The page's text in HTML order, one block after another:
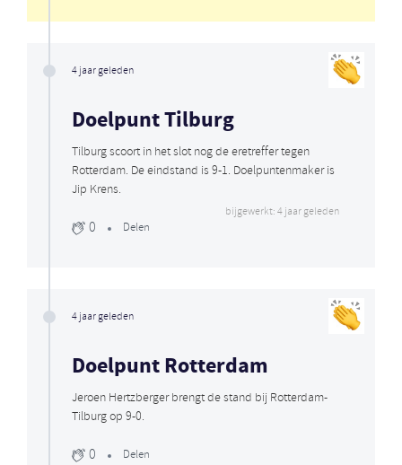
4 jaar geleden
Doelpunt Tilburg
Tilburg scoort in het slot nog de eretreffer tegen
Rotterdam. De eindstand is 9-1. Doelpuntenmaker is
Jip Krens.
bijgewerkt: 4 jaar geleden
0 Delen
4 jaar geleden
Doelpunt Rotterdam
Jeroen Hertzberger brengt de stand bij Rotterdam-
Tilburg op 9-0.
0 Delen